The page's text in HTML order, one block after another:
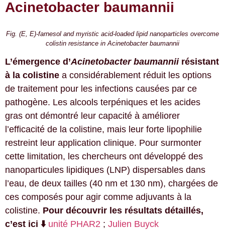
Acinetobacter baumannii
Fig. (E, E)-farnesol and myristic acid-loaded lipid nanoparticles overcome
colistin resistance in Acinetobacter baumannii
L’émergence d’Acinetobacter baumanniirésistant
à la colistine a considérablement réduit les options
de traitement pour les infections causées par ce
pathogène. Les alcools terpéniques et les acides
gras ont démontré leur capacité à améliorer
l’efficacité de la colistine, mais leur forte lipophilie
restreint leur application clinique. Pour surmonter
cette limitation, les chercheurs ont développé des
nanoparticules lipidiques (LNP) dispersables dans
l’eau, de deux tailles (40 nm et 130 nm), chargées de
ces composés pour agir comme adjuvants à la
colistine. Pour découvrir les résultats détaillés,
c’est ici ⬇️ unité PHAR2 ; Julien Buyck